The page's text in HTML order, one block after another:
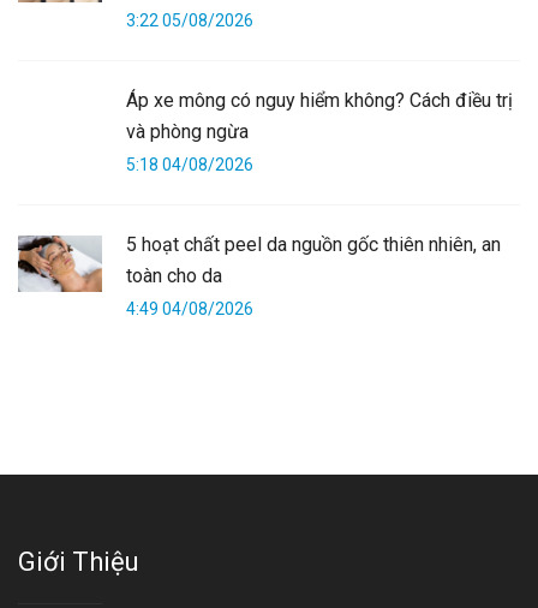
3:22 05/08/2026
Áp xe mông có nguy hiểm không? Cách điều trị
và phòng ngừa
5:18 04/08/2026
5 hoạt chất peel da nguồn gốc thiên nhiên, an
toàn cho da
4:49 04/08/2026
Giới Thiệu